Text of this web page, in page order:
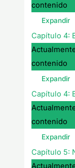
contenido
Expandir
Capítulo 4:
contenido
Expandir
Capítulo 4:
contenido
Expandir
Capítulo 5: